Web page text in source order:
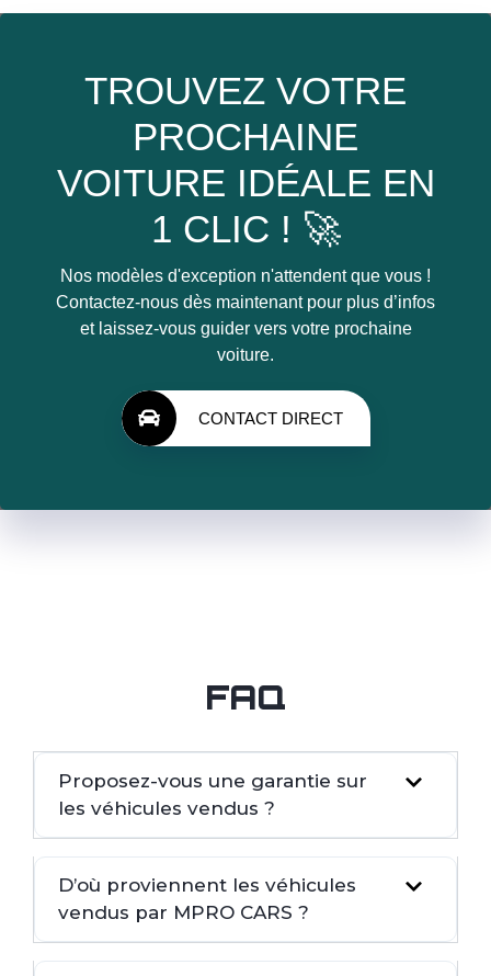
TROUVEZ VOTRE
PROCHAINE
VOITURE IDÉALE EN
1 CLIC ! 🚀
Nos modèles d'exception n'attendent que vous !
Contactez-nous dès maintenant pour plus d’infos
et laissez-vous guider vers votre prochaine
voiture.
CONTACT DIRECT
FAQ
Proposez-vous une garantie sur
les véhicules vendus ?
D’où proviennent les véhicules
vendus par MPRO CARS ?